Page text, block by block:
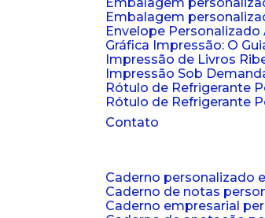
Embalagem
Envelope
Gráfica Impressão: O
Impressão de Livros
Impressão Sob
Rótulo de Refrigerante
Rótulo de Refrigerante
Contato
caderno personalizado
caderno de notas
caderno empresarial